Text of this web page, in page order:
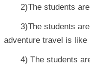
2)The students
3)The students
adventure travel is like
4) The students